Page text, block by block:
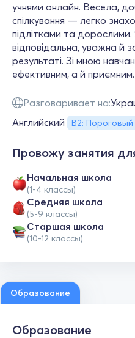
учнями онлайн. Весела,
спілкування — легко
підлітками та
відповідальна, уважна й
результаті. Зі мною
ефективним, а й приємним.
Разговаривает на:
Английский B2:
Провожу занятия
Начальная школа
(1-4 классы)
Средняя школа
(5-9 классы)
Cтаршая школа
(10-12 классы)
Образование
Образование